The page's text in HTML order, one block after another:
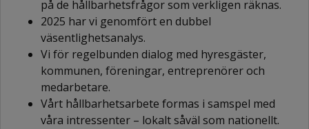
på de hållbarhetsfrågor som verkligen räknas.
2025 har vi genomfört en dubbel
väsentlighetsanalys.
Vi för regelbunden dialog med hyresgäster,
kommunen, föreningar, entreprenörer och
medarbetare.
Vårt hållbarhetsarbete formas i samspel med
våra intressenter – lokalt såväl som nationellt.